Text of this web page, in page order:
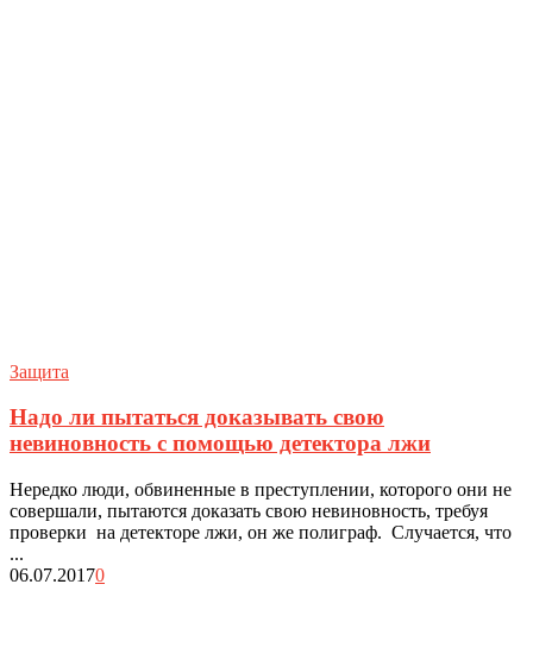
Защита
Надо ли пытаться доказывать свою
невиновность с помощью детектора лжи
Нередко люди, обвиненные в преступлении, которого они не
совершали, пытаются доказать свою невиновность, требуя
проверки на детекторе лжи, он же полиграф. Случается, что
...
06.07.20170